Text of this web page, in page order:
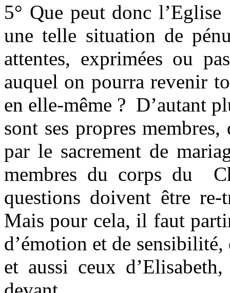
5° Que peut donc
une telle situation de
attentes, exprimées ou
auquel on pourra revenir
en elle-même ? D’autant
sont ses propres
par le sacrement de
membres du corps du
questions doivent être re-
Mais pour cela, il faut
d’émotion et de sensibilité,
et aussi ceux